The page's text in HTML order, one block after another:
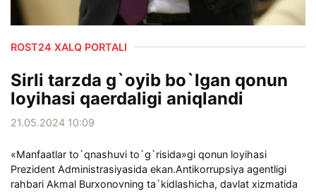
ROST24 XALQ PORTALI
Sirli tarzda g`oyib bo`lgan qonun
loyihasi qaerdaligi aniqlandi
21.05.2024 10:09
«Manfaatlar to`qnashuvi to`g`risida»gi qonun loyihasi
Prezident Administrasiyasida ekan.Antikorrupsiya agentligi
rahbari Akmal Burxonovning ta`kidlashicha, davlat xizmatida